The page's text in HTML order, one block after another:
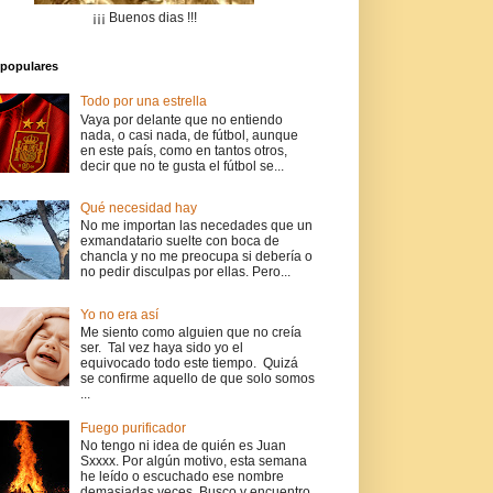
¡¡¡ Buenos dias !!!
Todo por una estrella
Vaya por delante que no entiendo
nada, o casi nada, de fútbol, aunque
en este país, como en tantos otros,
decir que no te gusta el fútbol se...
Qué necesidad hay
No me importan las necedades que un
exmandatario suelte con boca de
chancla y no me preocupa si debería o
no pedir disculpas por ellas. Pero...
Yo no era así
Me siento como alguien que no creía
ser. Tal vez haya sido yo el
equivocado todo este tiempo. Quizá
se confirme aquello de que solo somos
...
Fuego purificador
No tengo ni idea de quién es Juan
Sxxxx. Por algún motivo, esta semana
he leído o escuchado ese nombre